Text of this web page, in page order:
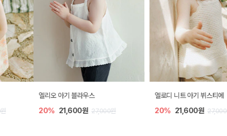
엘리오 아기 블라우스
20% 21,600원 27,000원
엘로디 니트 아기 뷔스티에
21,600원 27,000원